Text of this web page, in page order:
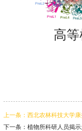
高
上一条：西北农林科技大学
下一条：植物所科研人员揭